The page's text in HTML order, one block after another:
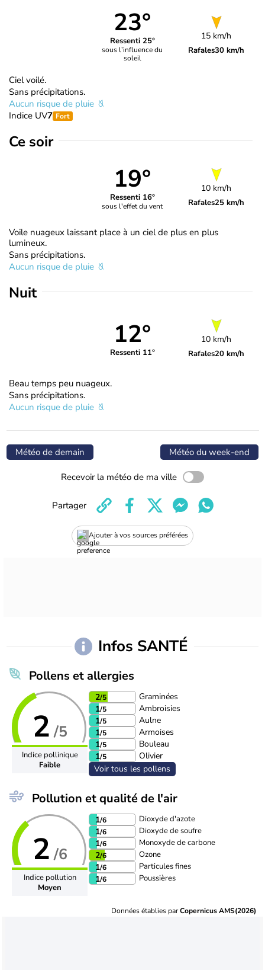
23°
Ressenti 25°
sous l’influence du
soleil
15 km/h
Rafales30 km/h
Ciel voilé.
Sans précipitations.
Aucun risque de pluie
Indice UV7 Fort
Ce soir
19°
Ressenti 16°
sous l'effet du vent
10 km/h
Rafales25 km/h
Voile nuageux laissant place à un ciel de plus en plus
lumineux.
Sans précipitations.
Aucun risque de pluie
Nuit
12°
Ressenti 11°
10 km/h
Rafales20 km/h
Beau temps peu nuageux.
Sans précipitations.
Aucun risque de pluie
Météo de demain Météo du week-end
Recevoir la météo de ma ville
Ajouter à vos sources préférées
Partager
Infos SANTÉ
Pollens et allergies
2 /5
Indice pollinique
Faible
2/5
Graminées
1/5
Ambroisies
1/5
Aulne
1/5
Armoises
1/5
Bouleau
1/5
Olivier
Voir tous les pollens
Pollution et qualité de l'air
2 /6
Indice pollution
Moyen
1/6 Dioxyde d'azote
1/6 Dioxyde de soufre
1/6 Monoxyde de carbone
2/6 Ozone
1/6 Particules fines
1/6 Poussières
Données établies parCopernicus AMS(2026)